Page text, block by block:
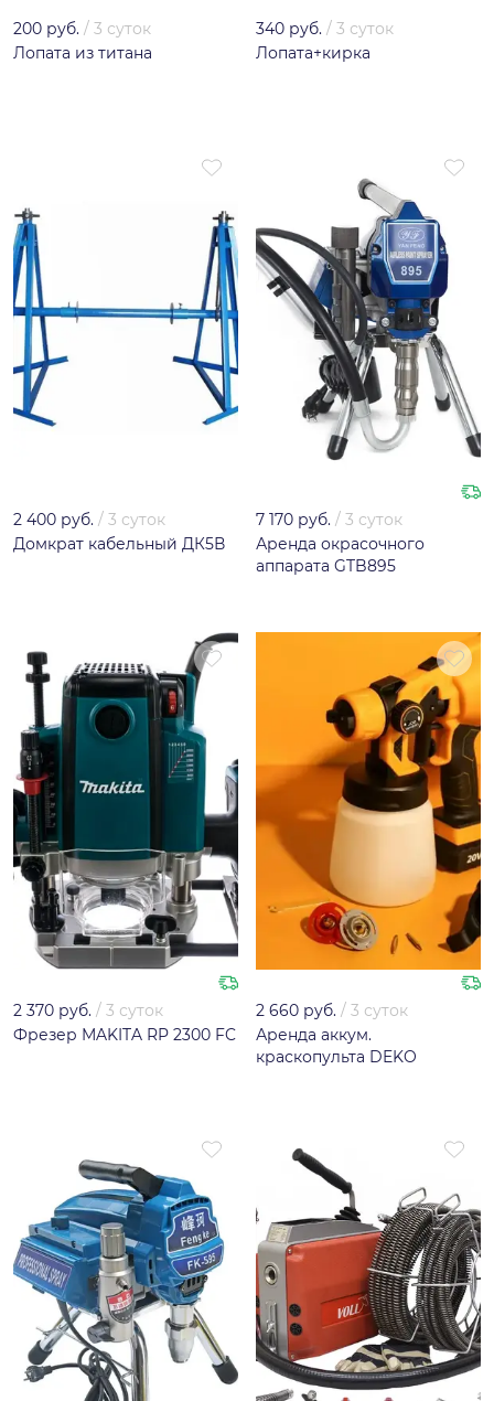
200 руб. / 3 суток
Лопата из титана
340 руб. / 3 суток
Лопата+кирка
2 400 руб. / 3 суток
Домкрат кабельный ДК5В
7 170 руб. / 3 суток
Аренда окрасочного
аппарата GTB895
2 370 руб. / 3 суток
Фрезер MAKITA RP 2300 FC
2 660 руб. / 3 суток
Аренда аккум.
краскопульта DEKO